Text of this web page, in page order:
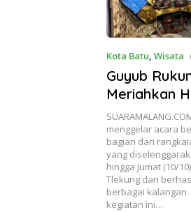
Kota Batu, Wisata
Guyub
Meriahkan
Lagi UMKM
menggelar acara
bagian dari
yang
hingga Jumat (10/
Tlekung dan
berbagai kalangan.
kegiatan ini…